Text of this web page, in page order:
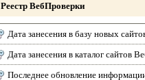
Реестр ВебПроверки
Дата занесения в базу новых
Дата занесения в каталог сайтов
Последнее обновление